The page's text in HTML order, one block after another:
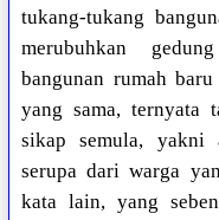
tukang-tukang
merubuhkan
bangunan rumah
yang sama, ternyata
sikap semula, yakni
serupa dari warga
kata lain, yang